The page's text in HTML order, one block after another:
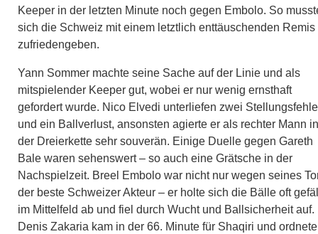
Keeper in der letzten Minute noch gegen Embolo. So
sich die Schweiz mit einem letztlich enttäuschenden Remis
zufriedengeben.
Yann Sommer machte seine Sache auf der Linie und als
mitspielender Keeper gut, wobei er nur wenig ernsthaft
gefordert wurde. Nico Elvedi unterliefen zwei
und ein Ballverlust, ansonsten agierte er als rechter Mann in
der Dreierkette sehr souverän. Einige Duelle gegen Gareth
Bale waren sehenswert – so auch eine Grätsche in der
Nachspielzeit. Breel Embolo war nicht nur wegen seines
der beste Schweizer Akteur – er holte sich die Bälle oft
im Mittelfeld ab und fiel durch Wucht und Ballsicherheit auf.
Denis Zakaria kam in der 66. Minute für Shaqiri und ordnete